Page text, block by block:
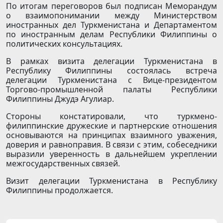
По итогам переговоров был подписан Меморандум
о взаимопонимании между Министерством
иностранных дел Туркменистана и Департаментом
по иностранным делам Республики Филиппины о
политических консультациях.
В рамках визита делегации Туркменистана в
Республику Филиппины состоялась встреча
делегации Туркменистана с Вице-президентом
Торгово-промышленной палаты Республики
Филиппины Джудэ Агулиар.
Стороны констатировали, что туркмено-
филиппинские дружеские и партнерские отношения
основываются на принципах взаимного уважения,
доверия и равноправия. В связи с этим, собеседники
выразили уверенность в дальнейшем укреплении
межгосударственных связей.
Визит делегации Туркменистана в Республику
Филиппины продолжается.